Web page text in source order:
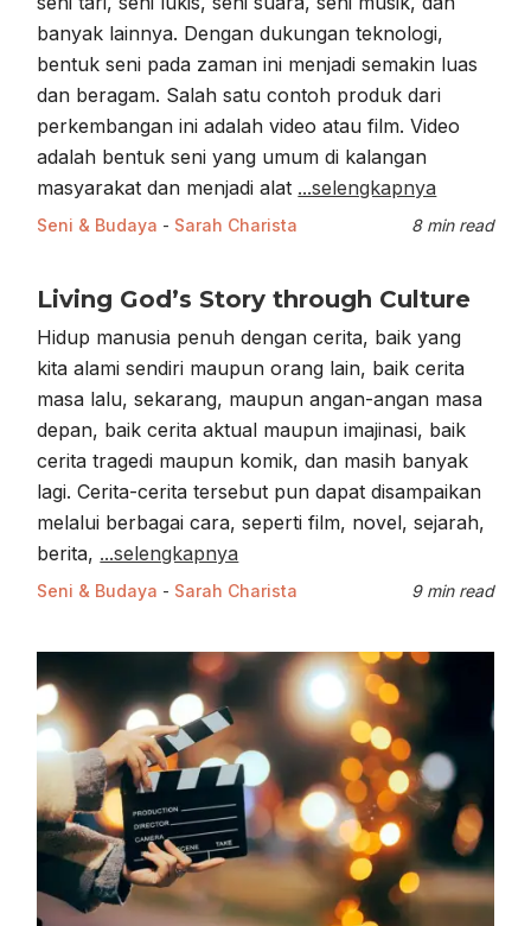
banyak lainnya. Dengan dukungan teknologi,
bentuk seni pada zaman ini menjadi semakin luas
dan beragam. Salah satu contoh produk dari
perkembangan ini adalah video atau film. Video
adalah bentuk seni yang umum di kalangan
masyarakat dan menjadi alat ...selengkapnya
Seni & Budaya - Sarah Charista 8 min read
Living God’s Story through Culture
Hidup manusia penuh dengan cerita, baik yang
kita alami sendiri maupun orang lain, baik cerita
masa lalu, sekarang, maupun angan-angan masa
depan, baik cerita aktual maupun imajinasi, baik
cerita tragedi maupun komik, dan masih banyak
lagi. Cerita-cerita tersebut pun dapat disampaikan
melalui berbagai cara, seperti film, novel, sejarah,
berita, ...selengkapnya
Seni & Budaya - Sarah Charista 9 min read